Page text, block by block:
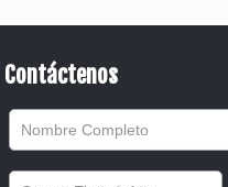
Contáctenos